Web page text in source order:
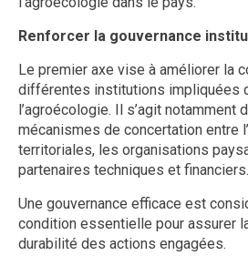
Renforcer la gouvernance
Le premier axe vise à améliorer la
différentes institutions impliquées
l’agroécologie. Il s’agit notamment
mécanismes de concertation entre
territoriales, les organisations
partenaires techniques et financiers.
Une gouvernance efficace est
condition essentielle pour assurer
durabilité des actions engagées.